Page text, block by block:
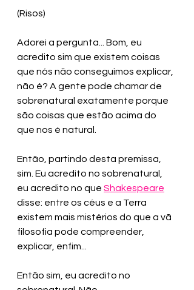
(Risos)
Adorei a pergunta... Bom, eu
acredito sim que existem coisas
que nós não conseguimos explicar,
não é? A gente pode chamar de
sobrenatural exatamente porque
são coisas que estão acima do
que nos é natural.
Então, partindo desta premissa,
sim. Eu acredito no sobrenatural,
eu acredito no que Shakespeare
disse: entre os céus e a Terra
existem mais mistérios do que a vã
filosofia pode compreender,
explicar, enfim...
Então sim, eu acredito no